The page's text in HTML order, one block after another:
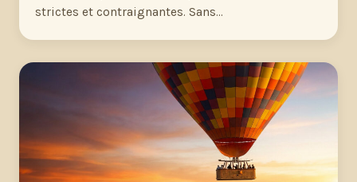
strictes et contraignantes. Sans…